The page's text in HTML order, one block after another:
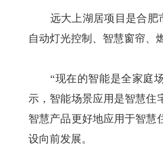
远大上湖居项目是合肥市
自动灯光控制、智慧窗帘、
“现在的智能是全家庭场
示，智能场景应用是智慧住
智慧产品更好地应用于智慧
设向前发展。